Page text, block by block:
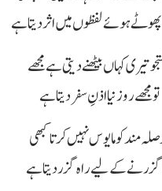
ہوئے لفظوں میں اثر دیتا ہے
تیری کہاں بیٹھنے دیتی ہے مجھے
تو مجھے روز نیا اذنِ سفر دیتا ہے
مند کو مایوس نہیں کرتا کبھی
کے لیے راہ گزر دیتا ہے